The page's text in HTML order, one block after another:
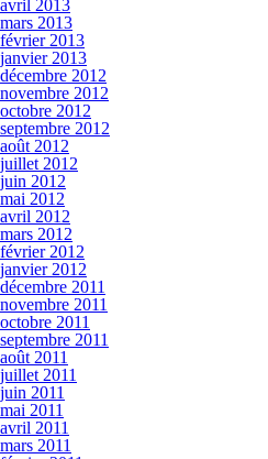
avril 2013
mars 2013
février 2013
janvier 2013
décembre 2012
novembre 2012
octobre 2012
septembre 2012
août 2012
juillet 2012
juin 2012
mai 2012
avril 2012
mars 2012
février 2012
janvier 2012
décembre 2011
novembre 2011
octobre 2011
septembre 2011
août 2011
juillet 2011
juin 2011
mai 2011
avril 2011
mars 2011